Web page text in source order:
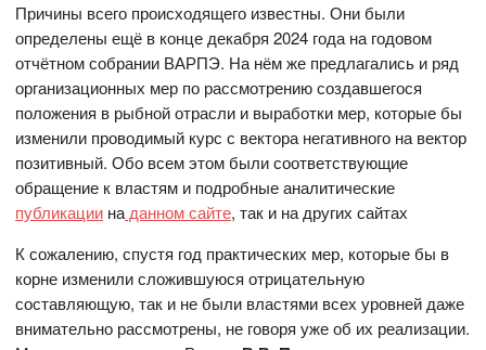
Причины всего происходящего известны. Они были
определены ещё в конце декабря 2024 года на годовом
отчётном собрании ВАРПЭ. На нём же предлагались и ряд
организационных мер по рассмотрению создавшегося
положения в рыбной отрасли и выработки мер, которые бы
изменили проводимый курс с вектора негативного на вектор
позитивный. Обо всем этом были соответствующие
обращение к властям и подробные аналитические
публикации на данном сайте, так и на других сайтах
К сожалению, спустя год практических мер, которые бы в
корне изменили сложившуюся отрицательную
составляющую, так и не были властями всех уровней даже
внимательно рассмотрены, не говоря уже об их реализации.